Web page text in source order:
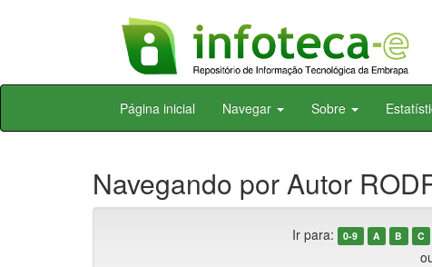
Skip
Página inicial Navegar Sobre
Navegando por Autor
Ir para: 0-9 A B C